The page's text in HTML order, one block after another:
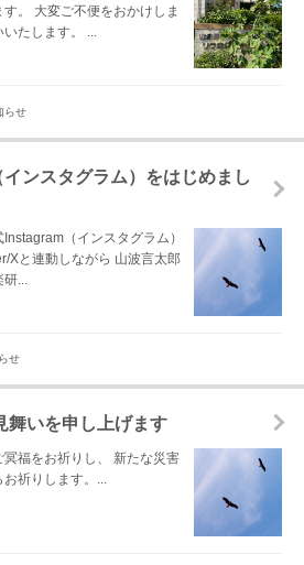
。 大変ご不便をおかけしま
たします。 ...
らせ
ンスタグラム）をはじめまし
（インスタグラム）
Xと連動しながら 山波言太郎
...
せ
舞いを申し上げます
福をお祈りし、 新たな災害
祈りします。...